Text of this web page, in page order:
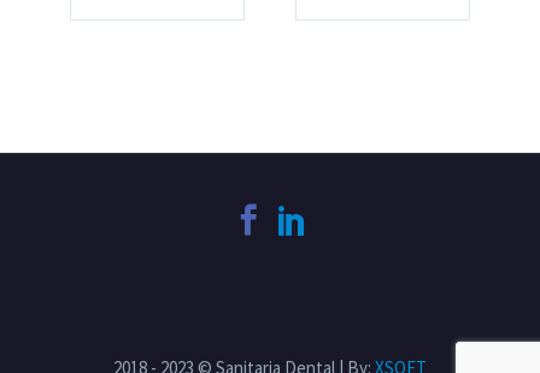
2018 - 2023 © Sanitaria Dental | By: XSOFT